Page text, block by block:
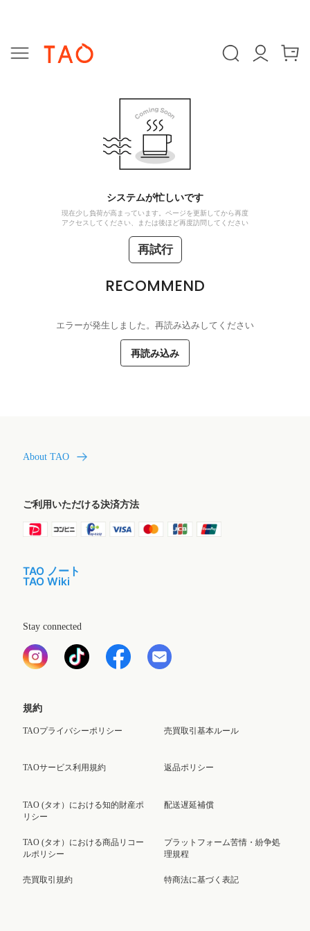
システムが忙しいです
現在少し負荷が高まっています。ページを更新してから再度
アクセスしてください、または後ほど再度訪問してください
再試行
RECOMMEND
エラーが発生しました。再読み込みしてください
再読み込み
About TAO
ご利用いただける決済方法
TAO ノート
TAO Wiki
Stay connected
規約
TAOプライバシーポリシー
TAOサービス利用規約
TAO (タオ）における知的財産ポ
リシー
TAO (タオ）における商品リコー
ルポリシー
売買取引規約
売買取引基本ルール
返品ポリシー
配送遅延補償
プラットフォーム苦情・紛争処
理規程
特商法に基づく表記